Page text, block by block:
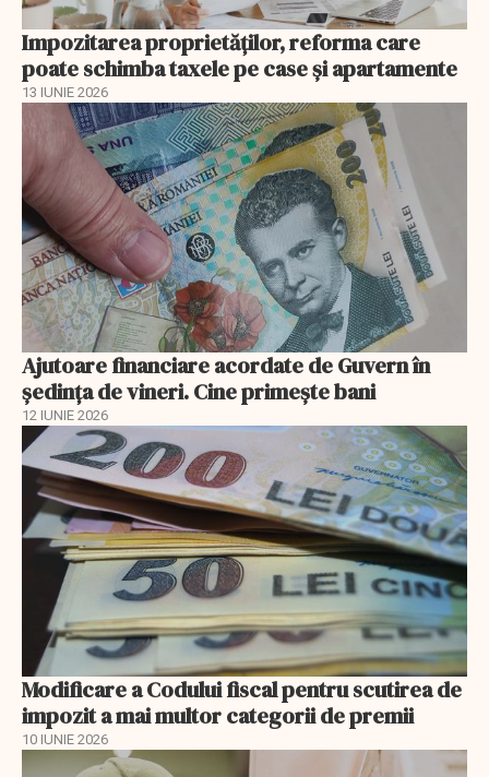
Impozitarea proprietăților, reforma care
poate schimba taxele pe case și apartamente
13 IUNIE 2026
Ajutoare financiare acordate de Guvern în
şedinţa de vineri. Cine primeşte bani
12 IUNIE 2026
Modificare a Codului fiscal pentru scutirea de
impozit a mai multor categorii de premii
10 IUNIE 2026